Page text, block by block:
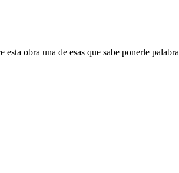
obra una de esas que sabe ponerle